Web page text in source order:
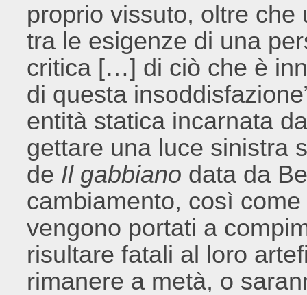
proprio vissuto, oltre che
tra le esigenze di una
critica […] di ciò che è
di questa
entità statica incarnata
gettare una luce sinistra
de Il gabbiano data da
cambiamento, così
vengono portati a
risultare fatali al loro
rimanere a metà, o